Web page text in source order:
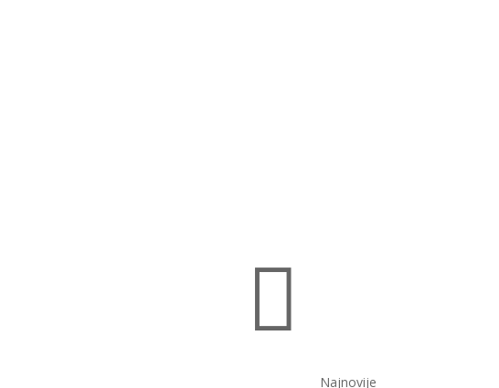

Najnovije